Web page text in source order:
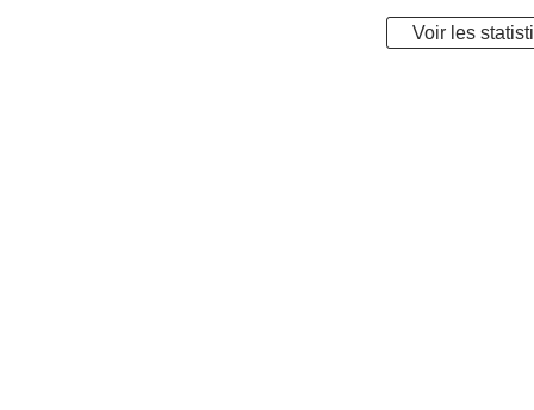
Voir les